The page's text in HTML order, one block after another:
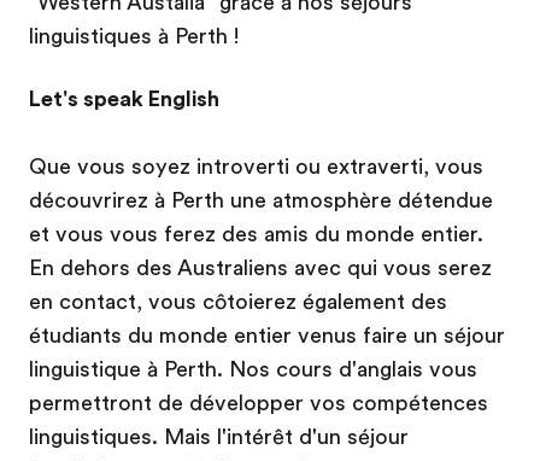
linguistiques à Perth !
Let's speak English
Que vous soyez introverti ou extraverti, vous
découvrirez à Perth une atmosphère détendue
et vous vous ferez des amis du monde entier.
En dehors des Australiens avec qui vous serez
en contact, vous côtoierez également des
étudiants du monde entier venus faire un séjour
linguistique à Perth. Nos cours d'anglais vous
permettront de développer vos compétences
linguistiques. Mais l'intérêt d'un séjour